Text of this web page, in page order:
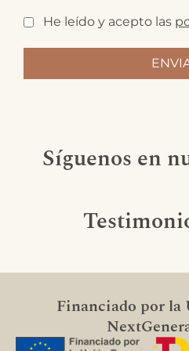
He leído y acepto las
Síguenos en
Financiado por la